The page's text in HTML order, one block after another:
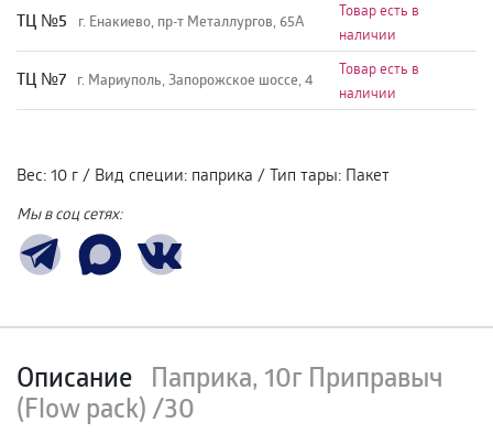
TЦ №5 г. Енакиево, пр-т Металлургов, 65А
Товар есть в
наличии
ТЦ №7 г. Мариуполь, Запорожское шоссе, 4
Товар есть в
наличии
Вес: 10 г / Вид специи: паприка / Тип тары: Пакет
Мы в соц сетях:
Описание Паприка, 10г Приправыч
(Flow pack) /30